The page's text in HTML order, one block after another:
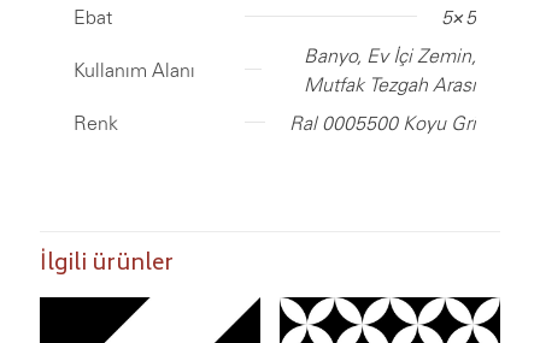
Ebat 5×5
Kullanım Alanı
Banyo, Ev İçi Zemin,
Mutfak Tezgah Arası
Renk
Ral 0005500 Koyu Gri
İlgili ürünler